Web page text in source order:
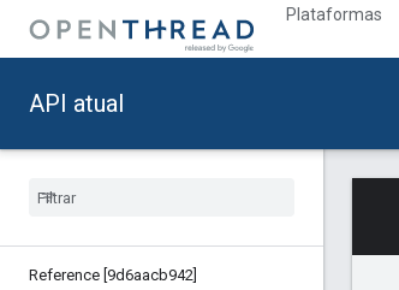
Plataformas
API atual
Reference [9d6aacb942]